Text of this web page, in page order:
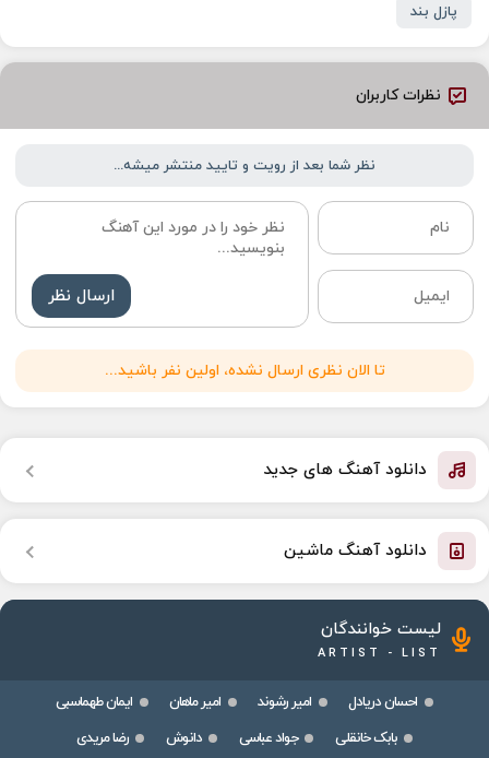
پازل بند
نظرات کاربران
نظر شما بعد از رویت و تایید منتشر میشه...
ارسال نظر
تا الان نظری ارسال نشده، اولین نفر باشید...
دانلود آهنگ های جدید
دانلود آهنگ ماشین
لیست خوانندگان
ARTIST - LIST
احسان دریادل امیر رشوند امیر ماهان
ایمان طهماسبی
بابک خانقلی
جواد عباسی دانوش
رضا مریدی